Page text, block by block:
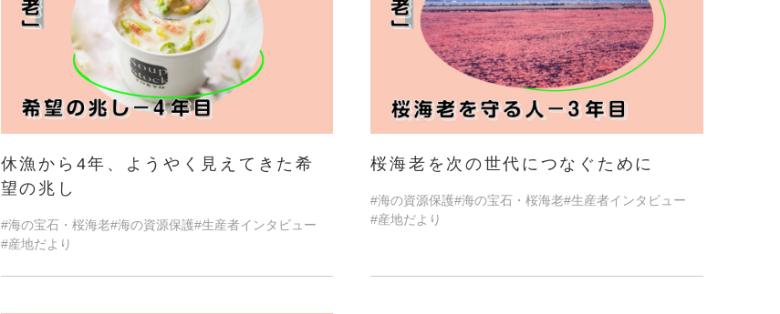
休漁から4年、ようやく見えてきた希
望の兆し
#海の宝石・桜海老#海の資源保護#生産者インタビュー
#産地だより
桜海老を次の世代につなぐために
#海の資源保護#海の宝石・桜海老#生産者インタビュー
#産地だより